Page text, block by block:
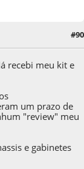
#90
recebi meu kit e
um prazo de
"review" meu
e gabinetes